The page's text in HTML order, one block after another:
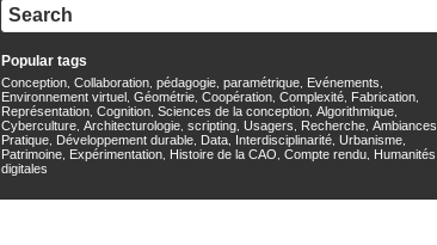
Popular tags
Conception Collaboration pédagogie paramétrique Evénements
Environnement virtuel Géométrie Coopération Complexité Fabrication
Représentation Cognition Sciences de la conception Algorithmique
Cyberculture Architecturologie scripting Usagers Recherche Ambiances
Pratique Développement durable Data Interdisciplinarité Urbanisme
Patrimoine Expérimentation Histoire de la CAO Compte rendu Humanités
digitales